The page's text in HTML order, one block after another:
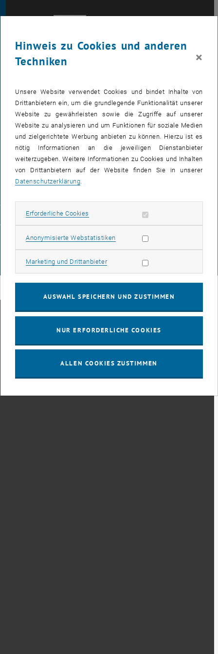
TU
Wien
BARRIEREFREIHEITSERKLÄRUNG
DATENSCHUTZERKLÄRUNG
(PDF)
COOKIEEINSTELLUNGEN
Hinweis zu Cookies und anderen
Techniken
×
Unsere Website verwendet Cookies und bindet Inhalte von
Drittanbietern ein, um die grundlegende Funktionalität unserer
Website zu gewährleisten sowie die Zugriffe auf unserer
Website zu analysieren und um Funktionen für soziale Medien
und zielgerichtete Werbung anbieten zu können. Hierzu ist es
nötig Informationen an die jeweiligen Dienstanbieter
weiterzugeben. Weitere Informationen zu Cookies und Inhalten
von Drittanbietern auf der Website finden Sie in unserer
Datenschutzerklärung
Erforderliche Cookies Erforderliche Cookies zulassen
Anonymisierte WebstatistikenStatistik Cookies zulassen
Marketing und DrittanbieterMarketing Cookies zulassen
AUSWAHL SPEICHERN UND ZUSTIMMEN
NUR ERFORDERLICHE COOKIES
ALLEN COOKIES ZUSTIMMEN